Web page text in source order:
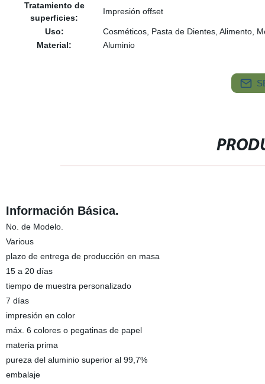
Tratamiento de
superficies:
Impresión offset
Uso:
Cosméticos, Pasta de Dientes, Alimento,
Material:
Aluminio
Información Básica.
No. de Modelo.
Various
plazo de entrega de producción en masa
15 a 20 días
tiempo de muestra personalizado
7 días
impresión en color
máx. 6 colores o pegatinas de papel
materia prima
pureza del aluminio superior al 99,7%
embalaje